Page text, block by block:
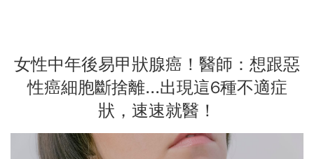
女性中年後易甲狀腺癌！醫師：想跟惡
性癌細胞斷捨離...出現這6種不適症
狀，速速就醫！